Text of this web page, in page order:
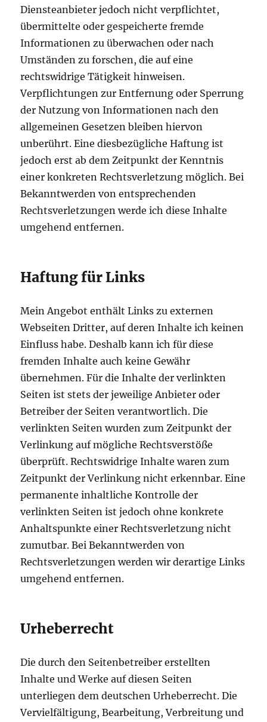
Diensteanbieter jedoch nicht verpflichtet,
übermittelte oder gespeicherte fremde
Informationen zu überwachen oder nach
Umständen zu forschen, die auf eine
rechtswidrige Tätigkeit hinweisen.
Verpflichtungen zur Entfernung oder Sperrung
der Nutzung von Informationen nach den
allgemeinen Gesetzen bleiben hiervon
unberührt. Eine diesbezügliche Haftung ist
jedoch erst ab dem Zeitpunkt der Kenntnis
einer konkreten Rechtsverletzung möglich. Bei
Bekanntwerden von entsprechenden
Rechtsverletzungen werde ich diese Inhalte
umgehend entfernen.
Haftung für Links
Mein Angebot enthält Links zu externen
Webseiten Dritter, auf deren Inhalte ich keinen
Einfluss habe. Deshalb kann ich für diese
fremden Inhalte auch keine Gewähr
übernehmen. Für die Inhalte der verlinkten
Seiten ist stets der jeweilige Anbieter oder
Betreiber der Seiten verantwortlich. Die
verlinkten Seiten wurden zum Zeitpunkt der
Verlinkung auf mögliche Rechtsverstöße
überprüft. Rechtswidrige Inhalte waren zum
Zeitpunkt der Verlinkung nicht erkennbar. Eine
permanente inhaltliche Kontrolle der
verlinkten Seiten ist jedoch ohne konkrete
Anhaltspunkte einer Rechtsverletzung nicht
zumutbar. Bei Bekanntwerden von
Rechtsverletzungen werden wir derartige Links
umgehend entfernen.
Urheberrecht
Die durch den Seitenbetreiber erstellten
Inhalte und Werke auf diesen Seiten
unterliegen dem deutschen Urheberrecht. Die
Vervielfältigung, Bearbeitung, Verbreitung und